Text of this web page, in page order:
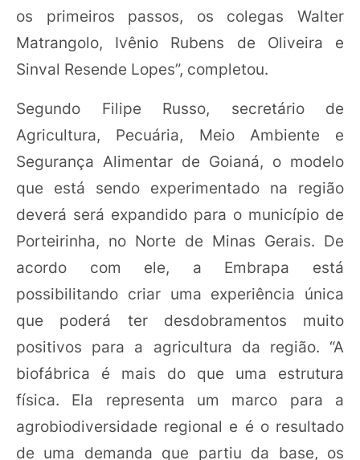
os primeiros passos, os colegas Walter
Matrangolo, Ivênio Rubens de Oliveira e
Sinval Resende Lopes”, completou.
Segundo Filipe Russo, secretário de
Agricultura, Pecuária, Meio Ambiente e
Segurança Alimentar de Goianá, o modelo
que está sendo experimentado na região
deverá será expandido para o município de
Porteirinha, no Norte de Minas Gerais. De
acordo com ele, a Embrapa está
possibilitando criar uma experiência única
que poderá ter desdobramentos muito
positivos para a agricultura da região. “A
biofábrica é mais do que uma estrutura
física. Ela representa um marco para a
agrobiodiversidade regional e é o resultado
de uma demanda que partiu da base, os